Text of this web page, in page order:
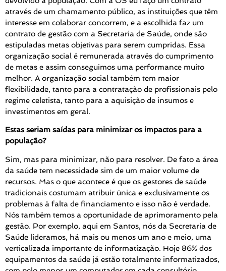
através de um chamamento público, as instituições que têm
interesse em colaborar concorrem, e a escolhida faz um
contrato de gestão com a Secretaria de Saúde, onde são
estipuladas metas objetivas para serem cumpridas. Essa
organização social é remunerada através do cumprimento
de metas e assim conseguimos uma performance muito
melhor. A organização social também tem maior
flexibilidade, tanto para a contratação de profissionais pelo
regime celetista, tanto para a aquisição de insumos e
investimentos em geral.
Estas seriam saídas para minimizar os impactos para a
população?
Sim, mas para minimizar, não para resolver. De fato a área
da saúde tem necessidade sim de um maior volume de
recursos. Mas o que acontece é que os gestores de saúde
tradicionais costumam atribuir única e exclusivamente os
problemas à falta de financiamento e isso não é verdade.
Nós também temos a oportunidade de aprimoramento pela
gestão. Por exemplo, aqui em Santos, nós da Secretaria de
Saúde lideramos, há mais ou menos um ano e meio, uma
verticalizada importante de informatização. Hoje 86% dos
equipamentos da saúde já estão totalmente informatizados,